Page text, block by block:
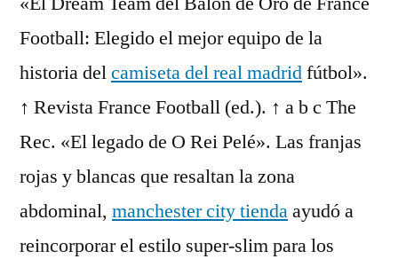
Football: Elegido el mejor equipo de la
historia delcamiseta del real madridfútbol».
↑ Revista France Football (ed.). ↑ a b c The
Rec. «El legado de O Rei Pelé». Las franjas
rojas y blancas que resaltan la zona
abdominal, manchester city tiendaayudó a
reincorporar el estilo super-slim para los